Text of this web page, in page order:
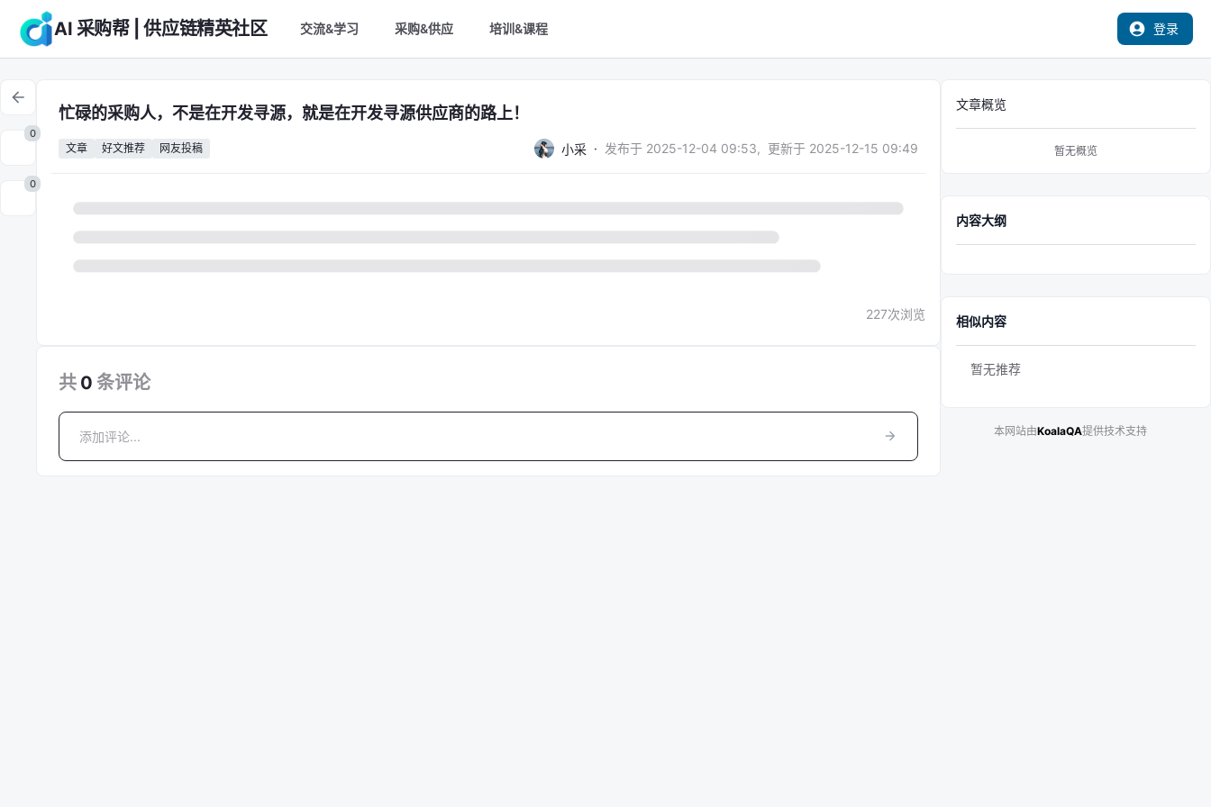
AI 采购帮 | 供应链精英社区 交流&学习 采购&供应 培训&课程 登录
0
0
忙碌的采购人，不是在开发寻源，就是在开发寻源供应商的路上！
文章 好文推荐 网友投稿 小采 · 发布于 2025-12-04 09:53, 更新于 2025-12-15 09:49
227次浏览
共 0 条评论
文章概览
暂无概览
内容大纲
相似内容
暂无推荐
本网站由KoalaQA提供技术支持